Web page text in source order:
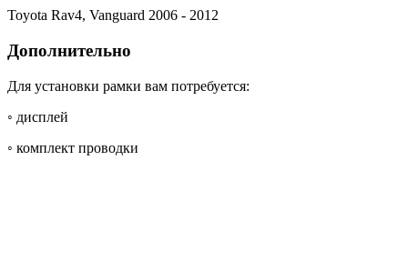
Toyota Rav4, Vanguard 2006 - 2012
Дополнительно
Для установки рамки вам потребуется:
◦ дисплей
◦ комплект проводки